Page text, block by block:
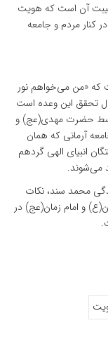
غیبت آن است که هویت
کنار مردم و جامعه
که «من می‌خواهم نور
تحقق این وعده است
حضرت مهدی(عج) و
آرمانی که همان
انبیای الهی گردهم
می‌شوند.
محمد سند، نکات
و امام زمان(عج) در